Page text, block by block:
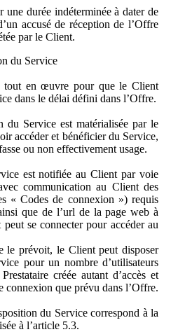
durée indéterminée à dater de
accusé de réception de l’Offre
par le Client.
du Service
tout en œuvre pour que le Client
dans le délai défini dans l’Offre.
Service est matérialisée par le
accéder et bénéficier du Service,
ou non effectivement usage.
est notifiée au Client par voie
communication au Client des
« Codes de connexion ») requis
que de l’url de la page web à
se connecter pour accéder au
le prévoit, le Client peut disposer
pour un nombre d’utilisateurs
créée autant d’accès et
connexion que prévu dans l’Offre.
du Service correspond à la
à l’article 5.3.